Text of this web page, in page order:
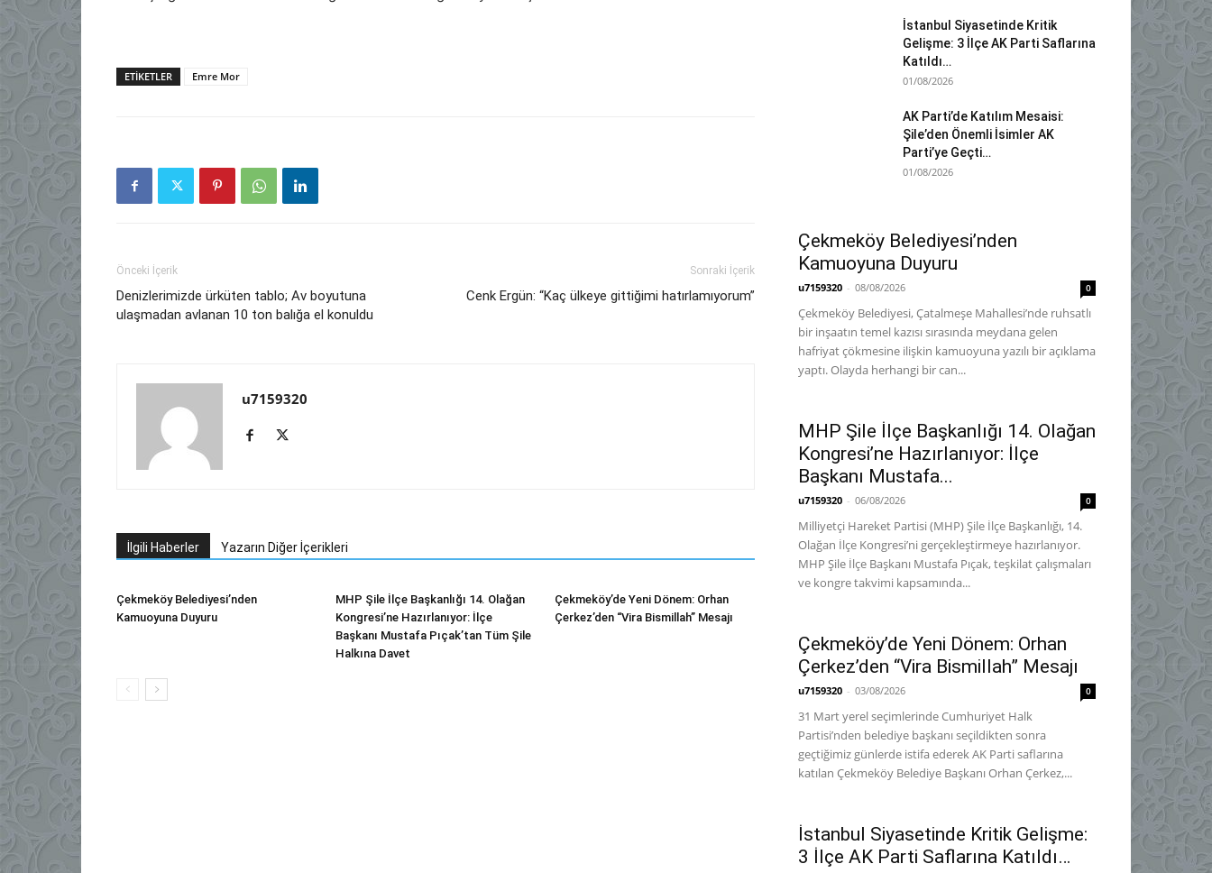
ETİKETLER Emre Mor
Önceki İçerik
Denizlerimizde ürküten tablo; Av boyutuna
ulaşmadan avlanan 10 ton balığa el konuldu
Sonraki İçerik
Cenk Ergün: “Kaç ülkeye gittiğimi hatırlamıyorum”
u7159320
İlgili Haberler Yazarın Diğer İçerikleri
Çekmeköy Belediyesi’nden
Kamuoyuna Duyuru
MHP Şile İlçe Başkanlığı 14. Olağan
Kongresi’ne Hazırlanıyor: İlçe
Başkanı Mustafa Pıçak’tan Tüm Şile
Halkına Davet
Çekmeköy’de Yeni Dönem: Orhan
Çerkez’den “Vira Bismillah” Mesajı
İstanbul Siyasetinde Kritik
Gelişme: 3 İlçe AK Parti Saflarına
Katıldı…
01/08/2026
AK Parti’de Katılım Mesaisi:
Şile’den Önemli İsimler AK
Parti’ye Geçti…
01/08/2026
Çekmeköy Belediyesi’nden
Kamuoyuna Duyuru
u7159320 - 08/08/2026 0
Çekmeköy Belediyesi, Çatalmeşe Mahallesi’nde ruhsatlı
bir inşaatın temel kazısı sırasında meydana gelen
hafriyat çökmesine ilişkin kamuoyuna yazılı bir açıklama
yaptı. Olayda herhangi bir can...
MHP Şile İlçe Başkanlığı 14. Olağan
Kongresi’ne Hazırlanıyor: İlçe
Başkanı Mustafa...
u7159320 - 06/08/2026 0
Milliyetçi Hareket Partisi (MHP) Şile İlçe Başkanlığı, 14.
Olağan İlçe Kongresi’ni gerçekleştirmeye hazırlanıyor. ​
MHP Şile İlçe Başkanı Mustafa Pıçak, teşkilat çalışmaları
ve kongre takvimi kapsamında...
Çekmeköy’de Yeni Dönem: Orhan
Çerkez’den “Vira Bismillah” Mesajı
u7159320 - 03/08/2026 0
31 Mart yerel seçimlerinde Cumhuriyet Halk
Partisi’nden belediye başkanı seçildikten sonra
geçtiğimiz günlerde istifa ederek AK Parti saflarına
katılan Çekmeköy Belediye Başkanı Orhan Çerkez,...
İstanbul Siyasetinde Kritik Gelişme:
3 İlçe AK Parti Saflarına Katıldı…